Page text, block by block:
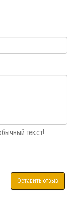
текст!
Оставить отзыв